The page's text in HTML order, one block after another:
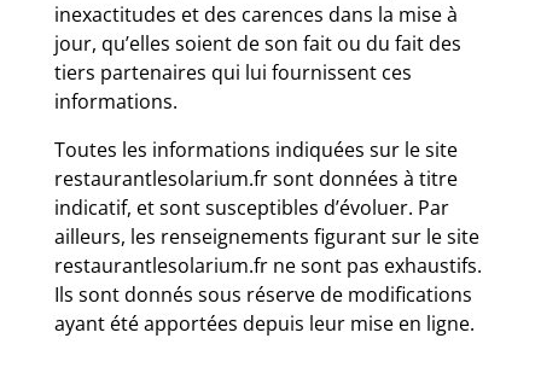
inexactitudes et des carences dans la mise à
jour, qu’elles soient de son fait ou du fait des
tiers partenaires qui lui fournissent ces
informations.
Toutes les informations indiquées sur le site
restaurantlesolarium.fr sont données à titre
indicatif, et sont susceptibles d’évoluer. Par
ailleurs, les renseignements figurant sur le site
restaurantlesolarium.fr ne sont pas exhaustifs.
Ils sont donnés sous réserve de modifications
ayant été apportées depuis leur mise en ligne.